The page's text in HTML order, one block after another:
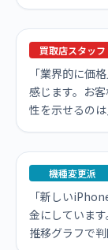
買取店スタッフ
「業界的に価
感じます。お
性を示せるのは
機種変更派
「新しい
金にしていま
推移グラフで